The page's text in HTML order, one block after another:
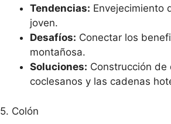
Tendencias: Envejecimiento
joven.
Desafíos: Conectar los
montañosa.
Soluciones: Construcción
coclesanos y las cadenas
5. Colón